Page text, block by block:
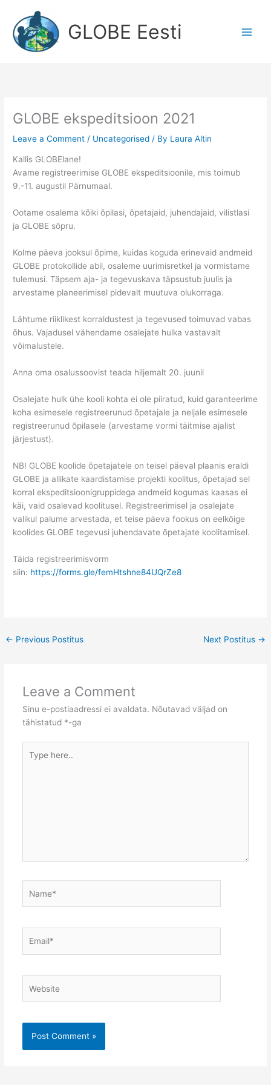
content
GLOBE Eesti
GLOBE ekspeditsioon 2021
Leave a Comment / Uncategorised / By Laura Altin
Kallis GLOBElane!
Avame registreerimise GLOBE ekspeditsioonile, mis toimub
9.-11. augustil Pärnumaal.
Ootame osalema kõiki õpilasi, õpetajaid, juhendajaid, vilistlasi
ja GLOBE sõpru.
Kolme päeva jooksul õpime, kuidas koguda erinevaid andmeid
GLOBE protokollide abil, osaleme uurimisretkel ja vormistame
tulemusi. Täpsem aja- ja tegevuskava täpsustub juulis ja
arvestame planeerimisel pidevalt muutuva olukorraga.
Lähtume riiklikest korraldustest ja tegevused toimuvad vabas
õhus. Vajadusel vähendame osalejate hulka vastavalt
võimalustele.
Anna oma osalussoovist teada hiljemalt 20. juunil
Osalejate hulk ühe kooli kohta ei ole piiratud, kuid garanteerime
koha esimesele registreerunud õpetajale ja neljale esimesele
registreerunud õpilasele (arvestame vormi täitmise ajalist
järjestust).
NB! GLOBE koolide õpetajatele on teisel päeval plaanis eraldi
GLOBE ja allikate kaardistamise projekti koolitus, õpetajad sel
korral ekspeditsioonigruppidega andmeid kogumas kaasas ei
käi, vaid osalevad koolitusel. Registreerimisel ja osalejate
valikul palume arvestada, et teise päeva fookus on eelkõige
koolides GLOBE tegevusi juhendavate õpetajate koolitamisel.
Täida registreerimisvorm
siin: https://forms.gle/femHtshne84UQrZe8
← Previous Postitus Next Postitus →
Leave a Comment
Sinu e-postiaadressi ei avaldata. Nõutavad väljad on
tähistatud *-ga
here..